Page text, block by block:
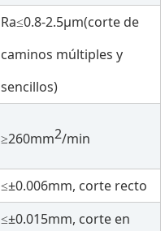
Ra≤0.8-2.5μm(corte de
caminos múltiples y
sencillos)
≥260mm2/min
≤±0.006mm, corte recto
≤±0.015mm, corte en